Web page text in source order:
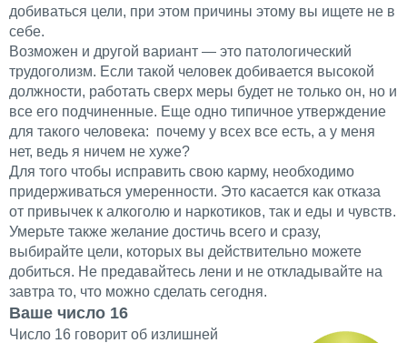
добиваться цели, при этом причины этому вы ищете не в
себе.
Возможен и другой вариант — это патологический
трудоголизм. Если такой человек добивается высокой
должности, работать сверх меры будет не только он, но и
все его подчиненные. Еще одно типичное утверждение
для такого человека: почему у всех все есть, а у меня
нет, ведь я ничем не хуже?
Для того чтобы исправить свою карму, необходимо
придерживаться умеренности. Это касается как отказа
от привычек к алкоголю и наркотиков, так и еды и чувств.
Умерьте также желание достичь всего и сразу,
выбирайте цели, которых вы действительно можете
добиться. Не предавайтесь лени и не откладывайте на
завтра то, что можно сделать сегодня.
Ваше число 16
Число 16 говорит об излишней